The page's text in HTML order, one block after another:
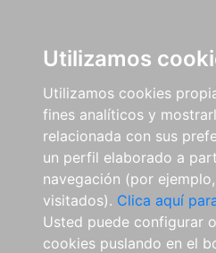
Utilizamos
Utilizamos cookies
fines analíticos y
relacionada con sus
un perfil elaborado a
navegación (por
visitados). Clica aquí
Usted puede configurar
cookies puslando en el